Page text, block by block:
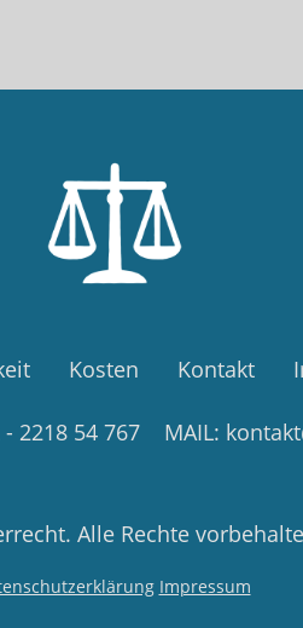
Kosten Kontakt
- 2218 54 767 MAIL:
Alle Rechte
Impressum